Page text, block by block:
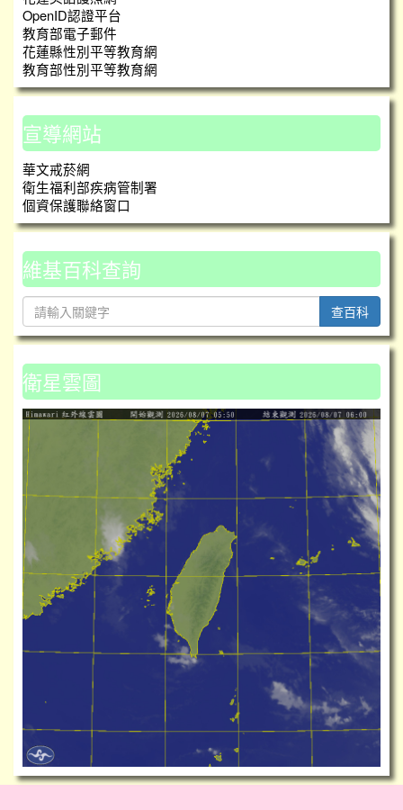
OpenID認證平台
教育部電子郵件
花蓮縣性別平等教育網
教育部性別平等教育網
宣導網站
華文戒菸網
衛生福利部疾病管制署
個資保護聯絡窗口
維基百科查詢
查百科
衛星雲圖